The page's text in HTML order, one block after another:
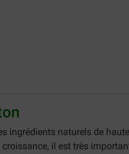
ingrédients naturels de
il est très